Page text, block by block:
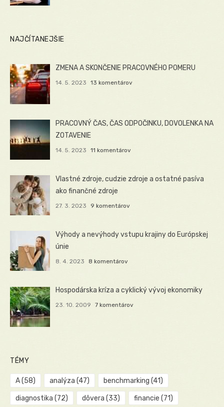
NAJČÍTANEJŠIE
ZMENA A SKONČENIE PRACOVNÉHO POMERU
14. 5. 2023 13 komentárov
PRACOVNÝ ČAS, ČAS ODPOČINKU, DOVOLENKA NA
ZOTAVENIE
14. 5. 2023 11 komentárov
Vlastné zdroje, cudzie zdroje a ostatné pasíva
ako finančné zdroje
27. 3. 2023 9 komentárov
Výhody a nevýhody vstupu krajiny do Európskej
únie
8. 4. 2023 8 komentárov
Hospodárska kríza a cyklický vývoj ekonomiky
23. 10. 2009 7 komentárov
TÉMY
A(58) analýza (47) benchmarking (41)
diagnostika (72) dôvera (33) financie (71)